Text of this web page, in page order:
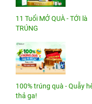
11 Tuổi MỞ QUÀ - TỚI là
TRÚNG
100% trúng quà - Quẫy
thả ga!